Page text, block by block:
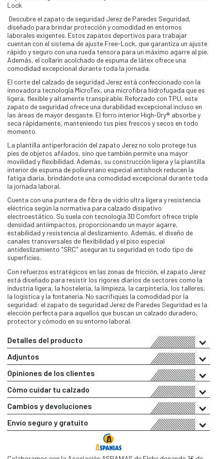
Lock
Descubre el zapato de seguridad Jerez de Paredes Seguridad,
diseñado para brindar protección y comodidad en entornos
laborales exigentes. Estos zapatos deportivos para trabajar
cuentan con el sistema de ajuste Free-Lock, que garantiza un ajuste
rápido y seguro con una rueda tensora para un máximo agarre al pie.
Además, el collarín acolchado de espuma de látex ofrece una
comodidad excepcional durante toda la jornada.
El corte del calzado de seguridad Jerez está confeccionado con la
innovadora tecnología MicroTex, una microfibra hidrofugada que es
ligera, flexible y altamente transpirable. Reforzado con TPU, este
zapato de seguridad ofrece una durabilidad excepcional incluso en
las áreas de mayor desgaste. El forro interior High-Dry® absorbe y
seca rápidamente, manteniendo tus pies frescos y secos en todo
momento.
La plantilla antiperforación del zapato Jerez no solo protege tus
pies de objetos afilados, sino que también permite una mayor
movilidad y flexibilidad. Además, su construcción ligera y la plantilla
interior de espuma de poliuretano especial antishock reducen la
fatiga diaria, brindándote una comodidad excepcional durante toda
la jornada laboral.
Cuenta con una puntera de fibra de vidrio ultra ligera y resistencia
eléctrica según la normativa para calzado disipativo
electroestático. Su suela con tecnología 3D Comfort ofrece triple
densidad antiimpactos, proporcionando un mayor agarre,
estabilidad y resistencia al deslizamiento. Además, el diseño de
canales transversales de flexibilidad y el piso especial
antideslizamiento "SRC" aseguran tu seguridad en todo tipo de
superficies.
Con refuerzos estratégicos en las zonas de fricción, el zapato Jerez
está diseñado para resistir los rigores diarios de sectores como la
industria ligera, la hostelería, la limpieza, la carpintería, los talleres,
la logística y la fontanería. No sacrifiques la comodidad por la
seguridad: el zapato de seguridad Jerez de Paredes Seguridad es la
elección perfecta para aquellos que buscan un calzado duradero,
protector y cómodo en su entorno laboral.
Detalles del producto
Adjuntos
Opiniones de los clientes
Cómo cuidar tu calzado
Cambios y devoluciones
Envío seguro y gratuito